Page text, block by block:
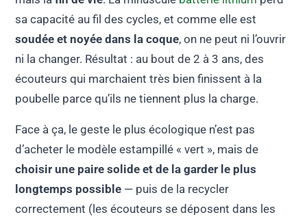
sa capacité au fil des cycles, et comme elle est
soudée et noyée dans la coque, on ne peut ni l’ouvrir
ni la changer. Résultat : au bout de 2 à 3 ans, des
écouteurs qui marchaient très bien finissent à la
poubelle parce qu’ils ne tiennent plus la charge.
Face à ça, le geste le plus écologique n’est pas
d’acheter le modèle estampillé « vert », mais de
choisir une paire solide et de la garder le plus
longtemps possible — puis de la recycler
correctement (les écouteurs se déposent dans les